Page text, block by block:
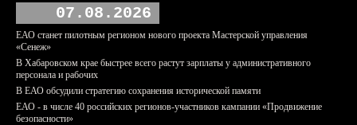
07.08.2026
ЕАО станет пилотным регионом нового проекта Мастерской управления
«Сенеж»
В Хабаровском крае быстрее всего растут зарплаты у административного
персонала и рабочих
В ЕАО обсудили стратегию сохранения исторической памяти
ЕАО - в числе 40 российских регионов-участников кампании «Продвижение
безопасности»